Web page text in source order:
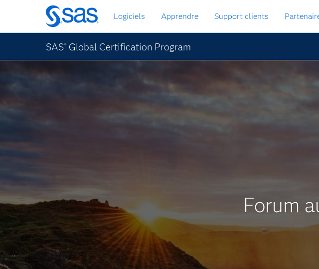
Passer
au
contenu
principal
Logiciels Apprendre Support clients
SAS® Global Certification Program
Forum